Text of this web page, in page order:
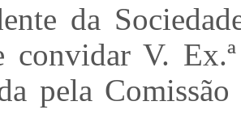
da
convidar V.
pela